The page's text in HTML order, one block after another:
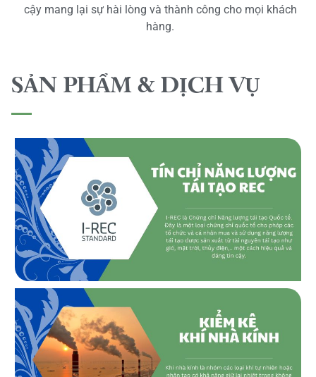
cậy mang lại sự hài lòng và thành công cho mọi khách
hàng.
SẢN PHẨM & DỊCH VỤ